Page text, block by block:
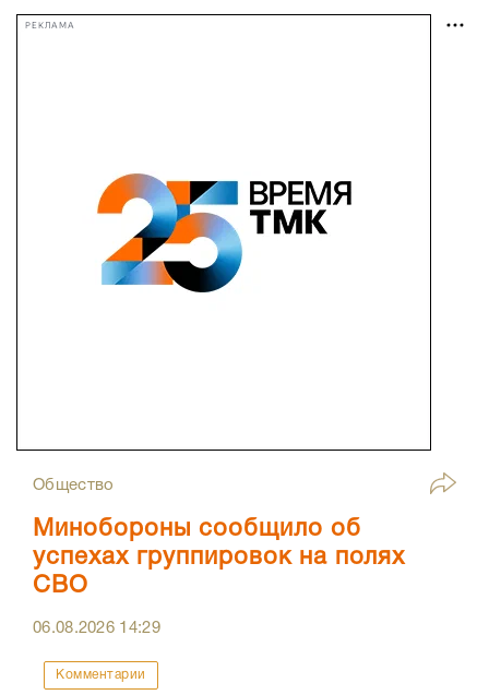
РЕКЛАМА
Общество
Минобороны сообщило об
успехах группировок на полях
СВО
06.08.2026 14:29
Комментарии